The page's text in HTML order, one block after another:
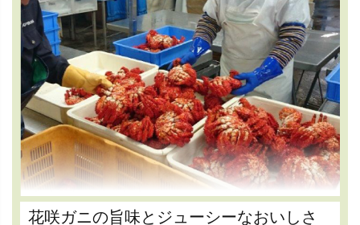
花咲ガニの旨味とジューシーなおいしさ